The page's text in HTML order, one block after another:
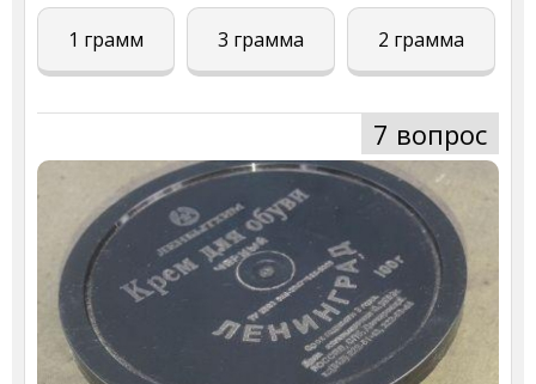
1 грамм 3 грамма 2 грамма
7 вопрос